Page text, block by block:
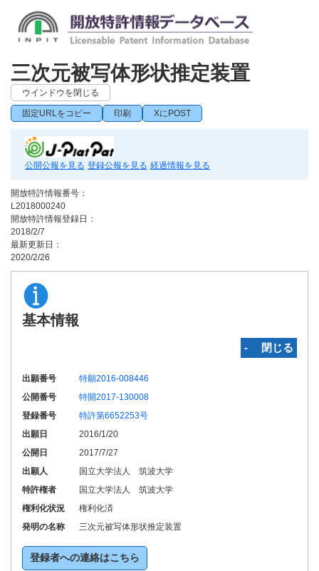
三次元被写体形状推定装置
ウインドウを閉じる
固定URLをコピー 印刷 XにPOST
公開公報を見る 登録公報を見る 経過情報を見る
開放特許情報番号：
L2018000240
開放特許情報登録日：
2018/2/7
最新更新日：
2020/2/26
基本情報
‐ 閉じる
出願番号
特願2016-008446
公開番号
特開2017-130008
登録番号
特許第6652253号
出願日
2016/1/20
公開日
2017/7/27
出願人
国立大学法人 筑波大学
特許権者
国立大学法人 筑波大学
権利化状況
権利化済
発明の名称
三次元被写体形状推定装置
登録者への連絡はこちら